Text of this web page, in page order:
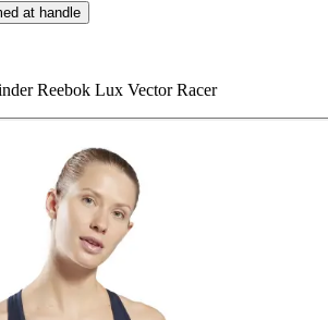
at handle
Reebok Lux Vector Racer